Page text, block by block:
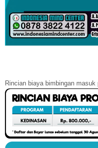
Rincian biaya bimbingan masuk